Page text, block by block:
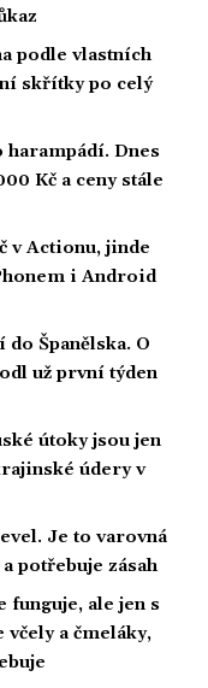
podle vlastních
skřítky po celý
Dnes
Kč a ceny stále
v Actionu, jinde
i Android
Španělska. O
už první týden
útoky jsou jen
údery v
Je to varovná
potřebuje zásah
funguje, ale jen s
a čmeláky,